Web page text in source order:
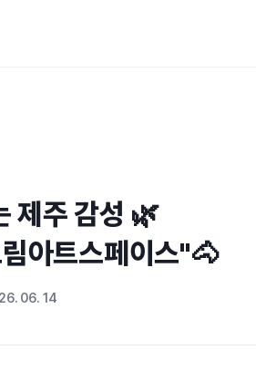
제주 감성 🌿
아트스페이스"🐴
06. 14